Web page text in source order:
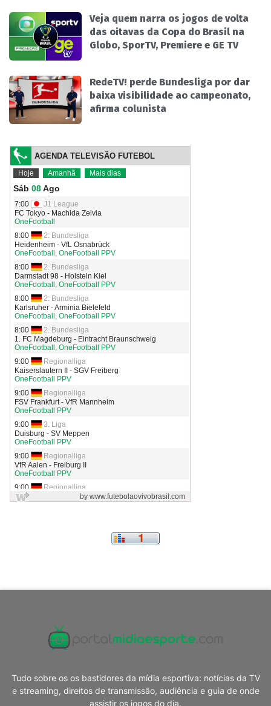
Veja quem narra os jogos de volta
das oitavas da Copa do Brasil na
Globo, SporTV, Premiere e GE TV
RedeTV! perde Bundesliga por dar
baixa visibilidade ao campeonato,
afirma colunista
Tudo sobre os os bastidores da mídia esportiva: notícias da TV
e streaming, direitos de transmissão, audiência e guia de onde
assistir os jogos do dia.